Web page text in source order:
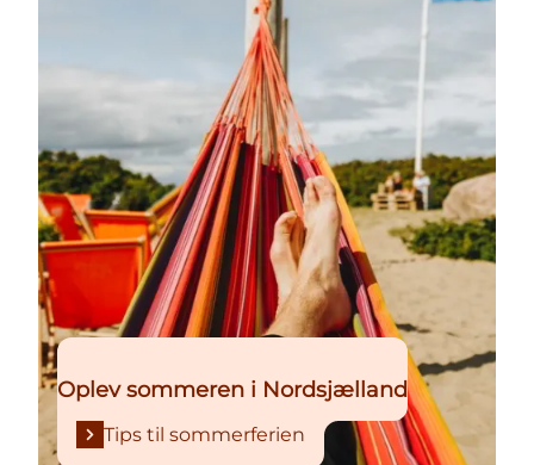
Oplev sommeren i Nordsjælland
Tips til sommerferien